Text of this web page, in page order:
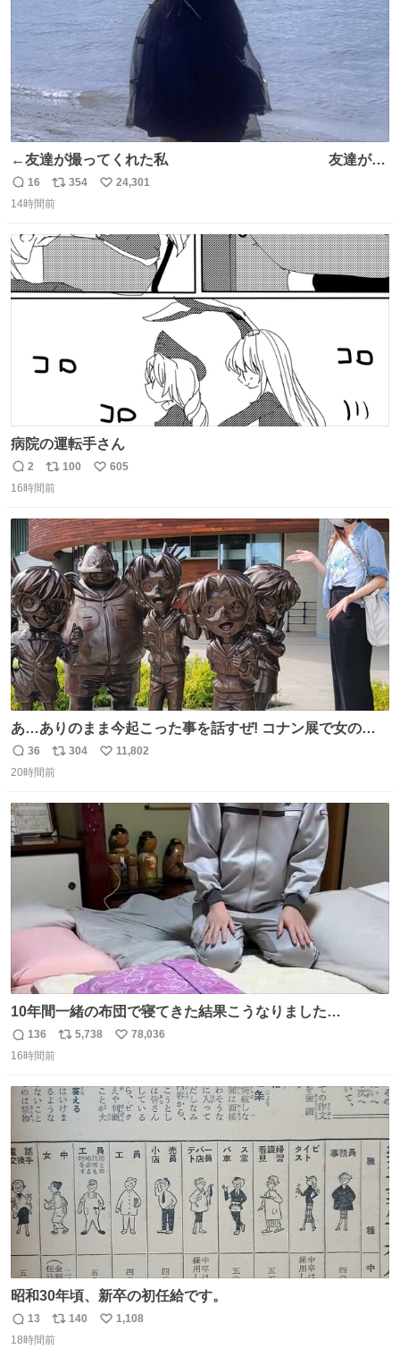
←友達が撮ってくれた私 友達が描
いてくれた私→
返
信
16
リ
ポ
ト
数
354
い
数
24,301
14時間前
病院の運転手さん
返
信
2
リ
ポ
ト
数
100
い
数
605
16時間前
あ…ありのまま今起こった事を話すぜ! コナン展で女の子
に 「千速さんですか！？」 と声をかけられた。 あぁ鞄の
装飾かなと思ったら 「背も高いし見た目もすごく千速さん
人＿ ＞今日は私服＜ ￣Y^Y^Y^Y^Y^￣ #白樹鳥取大阪コ
ナン旅行2026
返
信
36
リ
ポ
ト
数
304
い
数
11,802
20時間前
10年間一緒の布団で寝てきた結果こうなりました…
返
信
136
リ
ト
数
5,738
い
数
78,036
16時間前
昭和30年頃、新卒の初任給です。
返
信
13
リ
ポ
140
い
1,108
18時間前